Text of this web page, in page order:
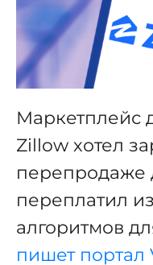
Маркетплейс
Zillow хотел
перепродаже
переплатил
алгоритмов
пишет портал